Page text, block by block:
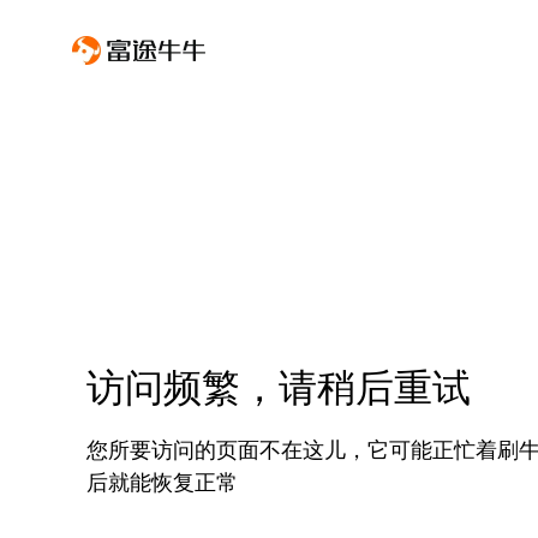
访问频繁，请稍后重试
您所要访问的页面不在这儿，它可能正忙着刷
后就能恢复正常